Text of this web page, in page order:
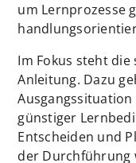
um Lernprozesse
Im Fokus steht
Anleitung. Dazu
günstiger
Entscheiden und
der Durchführung